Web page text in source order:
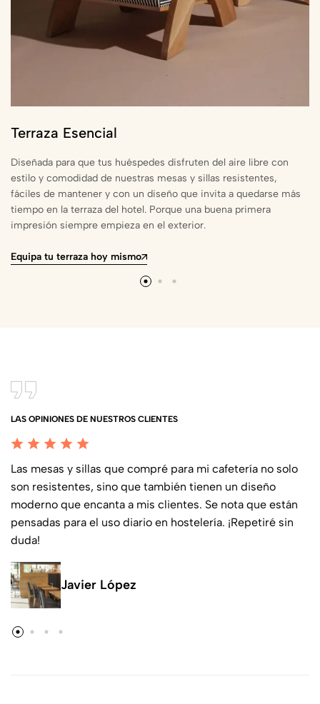
Terraza Esencial
Diseñada para que tus huéspedes disfruten del aire libre con
estilo y comodidad de nuestras mesas y sillas resistentes,
fáciles de mantener y con un diseño que invita a quedarse más
tiempo en la terraza del hotel. Porque una buena primera
impresión siempre empieza en el exterior.
Equipa tu terraza hoy mismo
LAS OPINIONES DE NUESTROS CLIENTES
Las mesas y sillas que compré para mi cafetería no solo
son resistentes, sino que también tienen un diseño
moderno que encanta a mis clientes. Se nota que están
pensadas para el uso diario en hostelería. ¡Repetiré sin
duda!
Javier López